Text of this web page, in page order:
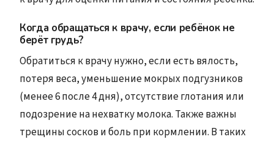
Когда обращаться к врачу, если ребёнок не
берёт грудь?
Обратиться к врачу нужно, если есть вялость,
потеря веса, уменьшение мокрых подгузников
(менее 6 после 4 дня), отсутствие глотания или
подозрение на нехватку молока. Также важны
трещины сосков и боль при кормлении. В таких